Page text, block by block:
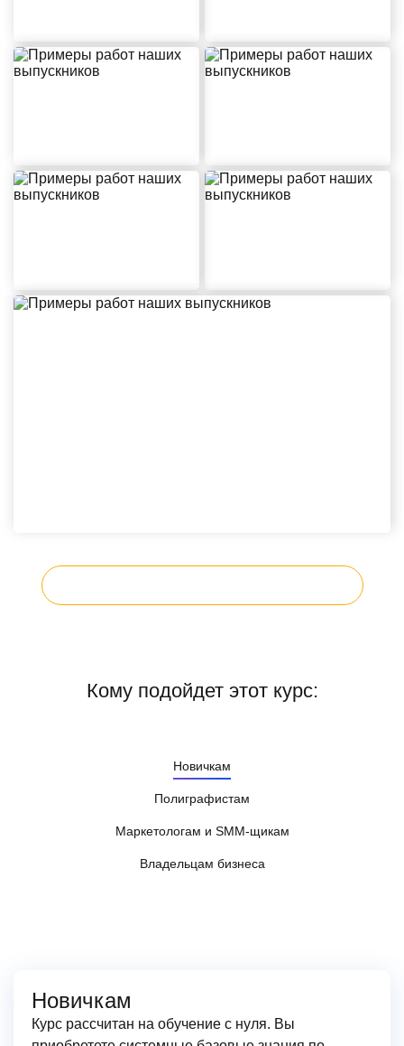
Кому подойдет этот курс:
Новичкам
Полиграфистам
Маркетологам и SMM-щикам
Владельцам бизнеса
Новичкам
Курс рассчитан на обучение с нуля. Вы